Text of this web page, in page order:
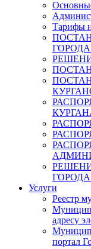
Тарифы
Услуги
Реестр
адресу
портал